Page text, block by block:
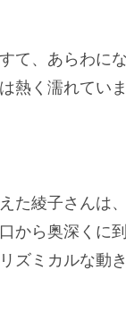
て、あらわに
熱く濡れていま
た綾子さんは
から奥深くに
ズミカルな動